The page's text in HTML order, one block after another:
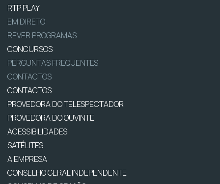
RTP PLAY
EM DIRETO
REVER PROGRAMAS
CONCURSOS
PERGUNTAS FREQUENTES
CONTACTOS
CONTACTOS
PROVEDORA DO TELESPECTADOR
PROVEDORA DO OUVINTE
ACESSIBILIDADES
SATÉLITES
A EMPRESA
CONSELHO GERAL INDEPENDENTE